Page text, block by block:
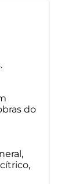
do